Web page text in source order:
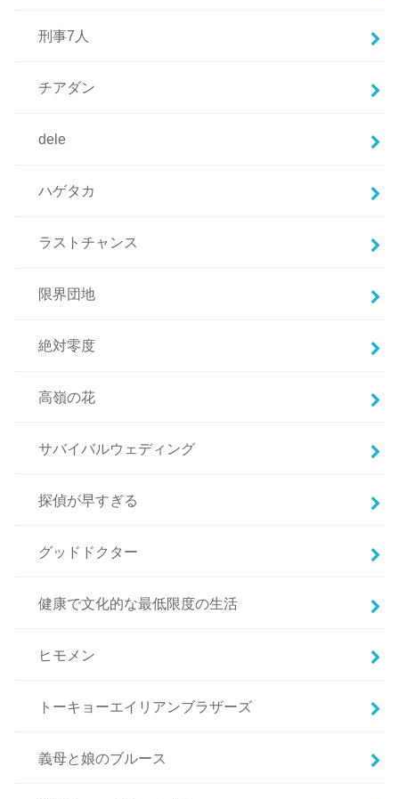
刑事7人
チアダン
dele
ハゲタカ
ラストチャンス
限界団地
絶対零度
高嶺の花
サバイバルウェディング
探偵が早すぎる
グッドドクター
健康で文化的な最低限度の生活
ヒモメン
トーキョーエイリアンブラザーズ
義母と娘のブルース